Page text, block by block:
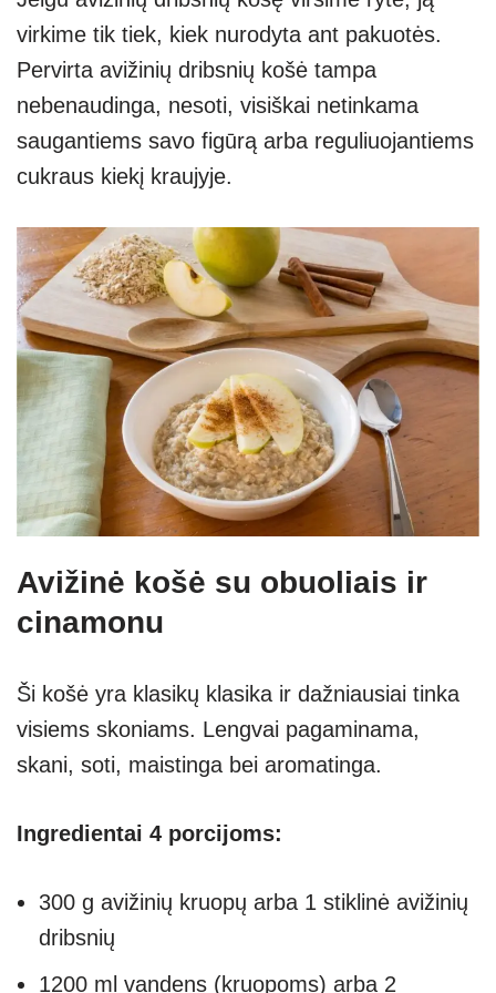
virkime tik tiek, kiek nurodyta ant pakuotės.
Pervirta avižinių dribsnių košė tampa
nebenaudinga, nesoti, visiškai netinkama
saugantiems savo figūrą arba reguliuojantiems
cukraus kiekį kraujyje.
Avižinė košė su obuoliais ir
cinamonu
Ši košė yra klasikų klasika ir dažniausiai tinka
visiems skoniams. Lengvai pagaminama,
skani, soti, maistinga bei aromatinga.
Ingredientai 4 porcijoms:
300 g avižinių kruopų arba 1 stiklinė avižinių
dribsnių
1200 ml vandens (kruopoms) arba 2